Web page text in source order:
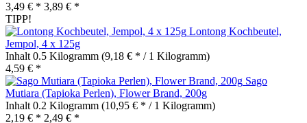
3,49 € * 3,89 € *
TIPP!
Lontong Kochbeutel,
Jempol, 4 x 125g
Inhalt 0.5 Kilogramm (9,18 € * / 1 Kilogramm)
4,59 € *
Sago
Mutiara (Tapioka Perlen), Flower Brand, 200g
Inhalt 0.2 Kilogramm (10,95 € * / 1 Kilogramm)
2,19 € * 2,49 € *